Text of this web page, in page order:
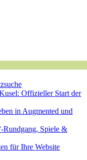
Offizieller Start der
in Augmented und
Rundgang, Spiele &
für Ihre Website